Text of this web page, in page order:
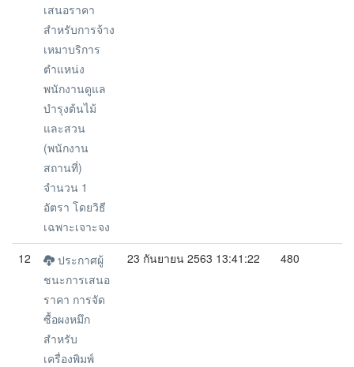
เสนอราคา
สำหรับการจ้าง
เหมาบริการ
ตำแหน่ง
พนักงานดูแล
บำรุงต้นไม้
และสวน
(พนักงาน
สถานที่)
จำนวน 1
อัตรา โดยวิธี
เฉพาะเจาะจง
12
ประกาศผู้
ชนะการเสนอ
ราคา การจัด
ซื้อผงหมึก
สำหรับ
เครื่องพิมพ์
23 กันยายน 2563 13:41:22 480